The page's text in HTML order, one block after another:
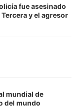
fue asesinado
y el agresor
mundial de
del mundo